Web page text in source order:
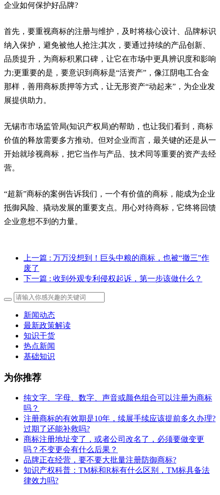
企业如何保护好品牌?
首先，要重视商标的注册与维护，及时将核心设计、品牌标识
纳入保护，避免被他人抢注;其次，要通过持续的产品创新、
品质提升，为商标积累口碑，让它在市场中更具辨识度和影响
力;更重要的是，要意识到商标是“活资产”，像江阴电工合金
那样，善用商标质押等方式，让无形资产“动起来”，为企业发
展提供助力。
无锡市市场监管局(知识产权局)的帮助，也让我们看到，商标
价值的释放需要多方推动。但对企业而言，最关键的还是从一
开始就珍视商标，把它当作与产品、技术同等重要的资产去经
营。
“超新”商标的案例告诉我们，一个有价值的商标，能成为企业
抵御风险、撬动发展的重要支点。用心对待商标，它终将回馈
企业意想不到的力量。
上一篇 : 万万没想到！巨头中粮的商标，也被“撤三”作
废了
下一篇 : 收到外观专利侵权起诉，第一步该做什么？
新闻动态
最新政策解读
知识干货
热点新闻
基础知识
为你推荐
纯文字、字母、数字、声音或颜色组合可以注册为商标
吗？
注册商标的有效期是10年，续展手续应该提前多久办理?
过期了还能补救吗?
商标注册地址变了，或者公司改名了，必须要做变更
吗？不变更会有什么后果？
​品牌正在经营，要不要大批量注册防御商标?
知识产权科普：TM标和R标有什么区别，TM标具备法
律效力吗?